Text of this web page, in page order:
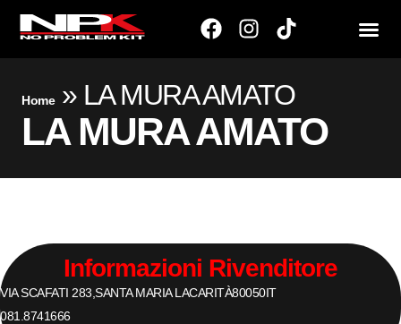
Home» LA MURA AMATO
LA MURA AMATO
Informazioni Rivenditore
VIA SCAFATI 283, SANTA MARIA LACARITÀ80050IT
081.8741666